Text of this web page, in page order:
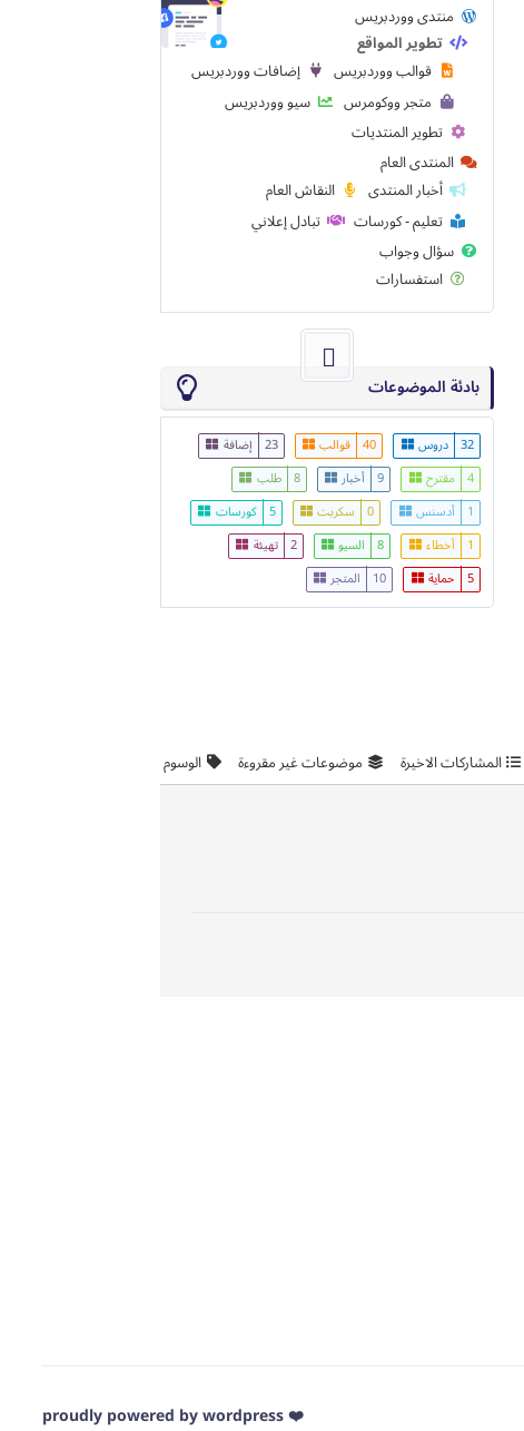
منتدى ووردبريس
تطوير المواقع
قوالب ووردبريس
إضافات ووردبريس
متجر ووكومرس
سيو ووردبريس
تطوير المنتديات
المنتدى العام
أخبار المنتدى
النقاش العام
تعليم - كورسات
تبادل إعلاني
سؤال وجواب
استفسارات
بادئة الموضوعات
32 دروس 40 قوالب 23 إضافة
4 مقترح 9 أخبار 8 طلب
1 أدسنس 0 سكربت 5 كورسات
1 أخطاء 8 السيو 2 تهيئة
5 حماية 10 المتجر
المشاركات الاخيرة موضوعات غير مقروءة الوسوم
❤️ proudly powered by wordpress